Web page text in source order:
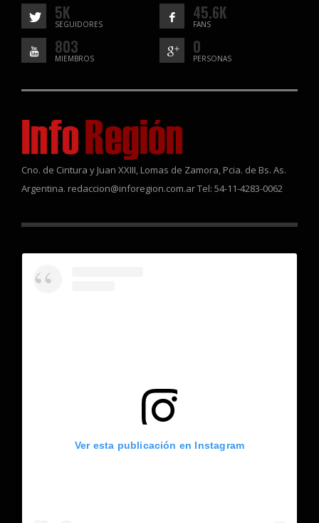
5K
SEGUIDORES
45.6K
FANS
803
MIEMBROS
0
PERSONAS
Cno. de Cintura y Juan XXIII, Lomas de Zamora, Pcia. de Bs. As.
Argentina. redaccion@inforegion.com.ar Tel: 54-11-4283-0062
Ver esta publicación en Instagram